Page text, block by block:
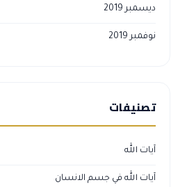
ديسمبر 2019
نوفمبر 2019
تصنيفات
آيات الله
آيات الله في جسم الانسان